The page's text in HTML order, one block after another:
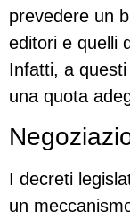
prevedere un
editori e quelli
Infatti, a
una quota
I decreti
un